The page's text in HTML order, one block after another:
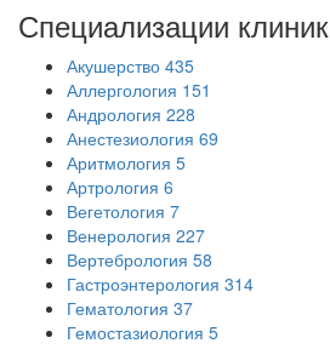
Специализации клиник
Акушерство 435
Аллергология 151
Андрология 228
Анестезиология 69
Аритмология 5
Артрология 6
Вегетология 7
Венерология 227
Вертебрология 58
Гастроэнтерология 314
Гематология 37
Гемостазиология 5